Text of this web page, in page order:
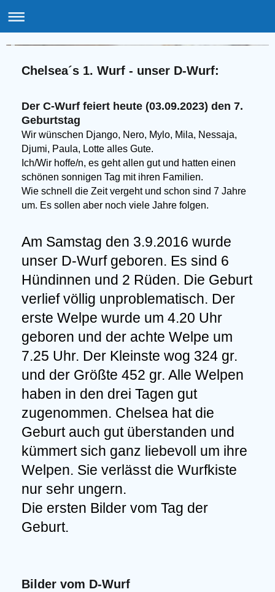
Chelsea´s 1. Wurf - unser D-Wurf:
Der C-Wurf feiert heute (03.09.2023) den 7.
Geburtstag
Wir wünschen Django, Nero, Mylo, Mila, Nessaja,
Djumi, Paula, Lotte alles Gute.
Ich/Wir hoffe/n, es geht allen gut und hatten einen
schönen sonnigen Tag mit ihren Familien.
Wie schnell die Zeit vergeht und schon sind 7 Jahre
um. Es sollen aber noch viele Jahre folgen.
Am Samstag den 3.9.2016 wurde
unser D-Wurf geboren. Es sind 6
Hündinnen und 2 Rüden. Die Geburt
verlief völlig unproblematisch. Der
erste Welpe wurde um 4.20 Uhr
geboren und der achte Welpe um
7.25 Uhr. Der Kleinste wog 324 gr.
und der Größte 452 gr. Alle Welpen
haben in den drei Tagen gut
zugenommen. Chelsea hat die
Geburt auch gut überstanden und
kümmert sich ganz liebevoll um ihre
Welpen. Sie verlässt die Wurfkiste
nur sehr ungern.
Die ersten Bilder vom Tag der
Geburt.
Bilder vom D-Wurf